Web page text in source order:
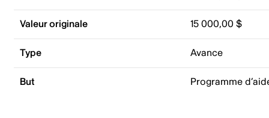
Valeur originale 15 000,00 $
Type Avance
But Programme